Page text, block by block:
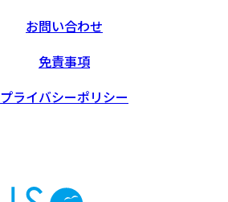
お問い合わせ
免責事項
プライバシーポリシー